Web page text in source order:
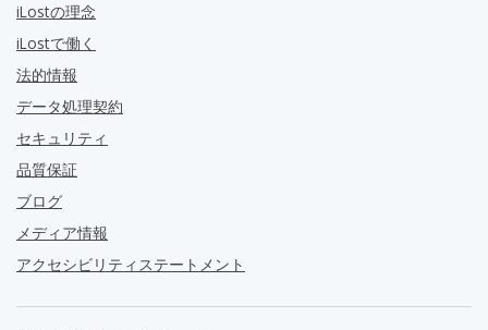
iLostの理念
iLostで働く
法的情報
データ処理契約
セキュリティ
品質保証
ブログ
メディア情報
アクセシビリティステートメント